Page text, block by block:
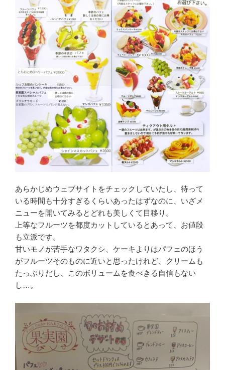
あらかじめウェブサイトをチェックしていたし、待って
いる時間も十分すぎるくらいあったはずなのに、いざメ
ニューを開いてみるとどれも美しくて目移り。
上等なフルーツを都度カットしているとあって、お値段
も立派です。
甘いモノが苦手なワタクシ、ケーキよりはパフェのほう
がフルーツそのものに近いと思ったけれど、クリームも
たっぷりだし、このボリュームを食べきる自信もない
し…。